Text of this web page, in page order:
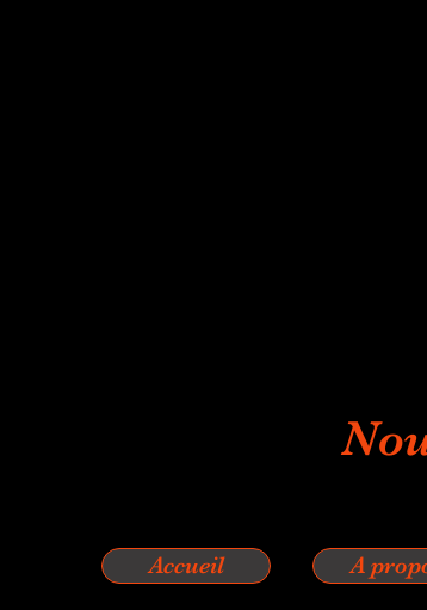
Accueil A